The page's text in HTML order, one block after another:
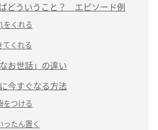
ばどういうこと？ エピソード例
をくれる
てくれる
お世話」の違い
今すぐなる方法
をつける
ったん置く